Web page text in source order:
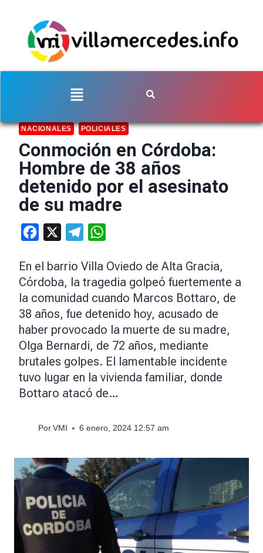
NACIONALES POLICIALES
Conmoción en Córdoba:
Hombre de 38 años
detenido por el asesinato
de su madre
Facebook Telegram
En el barrio Villa Oviedo de Alta Gracia,
Córdoba, la tragedia golpeó fuertemente a
la comunidad cuando Marcos Bottaro, de
38 años, fue detenido hoy, acusado de
haber provocado la muerte de su madre,
Olga Bernardi, de 72 años, mediante
brutales golpes. El lamentable incidente
tuvo lugar en la vivienda familiar, donde
Bottaro atacó de…
Por VMI 6 enero, 2024 12:57 am